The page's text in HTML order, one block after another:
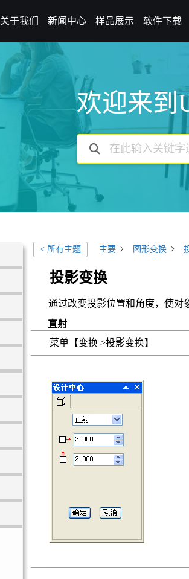
关于我们 新闻中心 样品展示 软件下载
欢迎来到
< 所有主题 主要 图形变换
投影变换
通过改变投影位置和角度，使对
直射
菜单【变换 >投影变换】